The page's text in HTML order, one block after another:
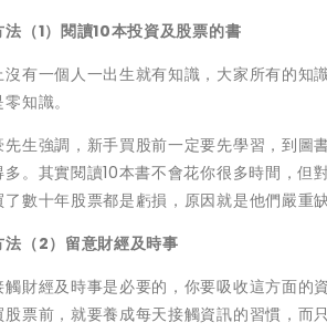
法（1）閱讀10本投資及股票的書
沒有一個人一出生就有知識，大家所有的知
知識。
先生強調，新手買股前一定要先學習，到圖
多。其實閱讀10本書不會花你很多時間，但
了數十年股票都是虧損，原因就是他們嚴重
法（2）留意財經及時事
觸財經及時事是必要的，你要吸收這方面的
股票前，就要養成每天接觸資訊的習慣，而